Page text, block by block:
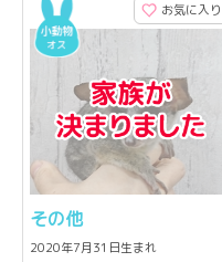
お気に入り
その他
2020年7月31日生まれ